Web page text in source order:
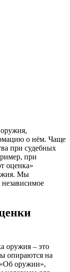
о нём. Чаще
при судебных
при
оценка»
Мы
оружия – это
опираются на
оружии»,